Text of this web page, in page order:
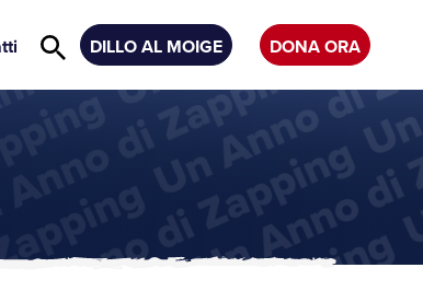
DILLO AL MOIGE DONA ORA